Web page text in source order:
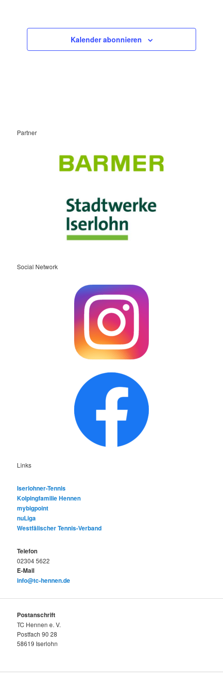
Kalender abonnieren
Partner
Social Network
Links
Iserlohner-Tennis
Kolpingfamilie Hennen
mybigpoint
nuLiga
Westfälischer Tennis-Verband
Telefon
02304 5622
E-Mail
info@tc-hennen.de
Postanschrift
TC Hennen e. V.
Postfach 90 28
58619 Iserlohn